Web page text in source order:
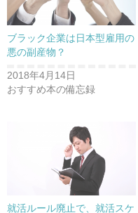
ブラック企業は日本型雇用の
悪の副産物？
2018年4月14日
おすすめ本の備忘録
就活ルール廃止で、就活スケ